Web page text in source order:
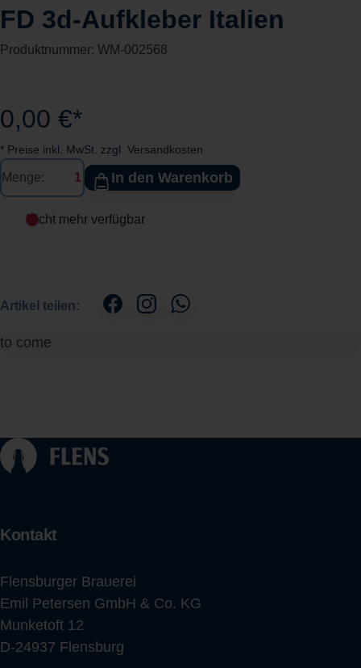
FD 3d-Aufkleber Italien
Produktnummer: WM-002568
0,00 €*
* Preise inkl. MwSt. zzgl. Versandkosten
Menge: In den Warenkorb
Nicht mehr verfügbar
Artikel teilen:
to come
Kontakt
Flensburger Brauerei
Emil Petersen GmbH & Co. KG
Munketoft 12
D-24937 Flensburg